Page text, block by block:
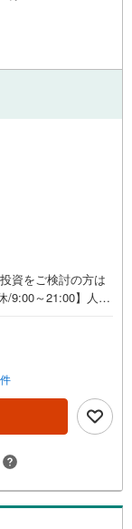
資をご検討の方は
/9:00～21:00】人気
ンよりご予約頂く
ご相談も承ってお
ランのシミュレー
へ経験豊富なスタ
をご紹介させて頂
介可能ですのでお気